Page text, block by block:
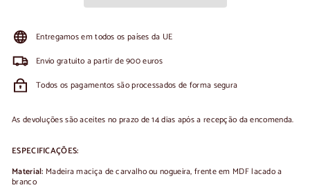
Entregamos em todos os países da UE
Envio gratuito a partir de 900 euros
Todos os pagamentos são processados de forma segura
As devoluções são aceites no prazo de 14 dias após a recepção da encomenda.
ESPECIFICAÇÕES:
Material: Madeira maciça de carvalho ou nogueira, frente em MDF lacado a
branco